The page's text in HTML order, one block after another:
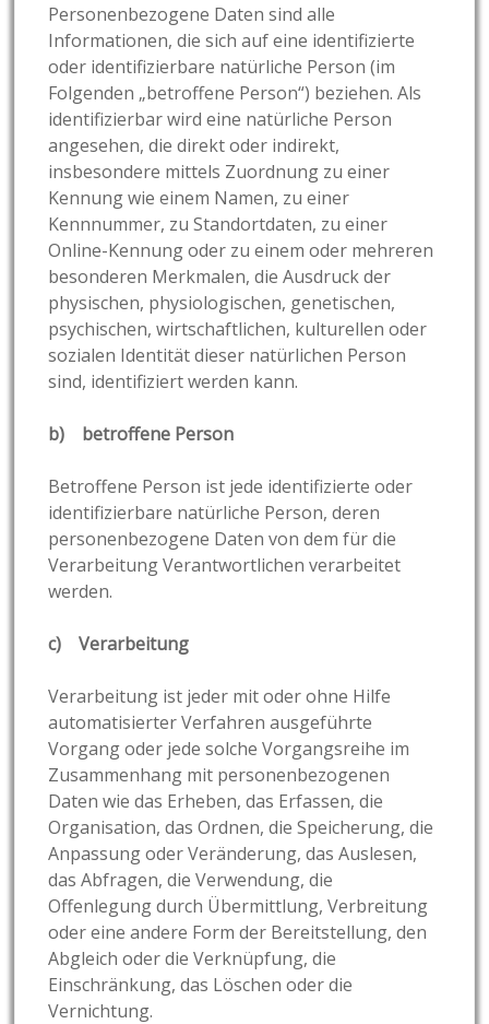
Personenbezogene Daten sind alle
Informationen, die sich auf eine identifizierte
oder identifizierbare natürliche Person (im
Folgenden „betroffene Person“) beziehen. Als
identifizierbar wird eine natürliche Person
angesehen, die direkt oder indirekt,
insbesondere mittels Zuordnung zu einer
Kennung wie einem Namen, zu einer
Kennnummer, zu Standortdaten, zu einer
Online-Kennung oder zu einem oder mehreren
besonderen Merkmalen, die Ausdruck der
physischen, physiologischen, genetischen,
psychischen, wirtschaftlichen, kulturellen oder
sozialen Identität dieser natürlichen Person
sind, identifiziert werden kann.
b) betroffene Person
Betroffene Person ist jede identifizierte oder
identifizierbare natürliche Person, deren
personenbezogene Daten von dem für die
Verarbeitung Verantwortlichen verarbeitet
werden.
c) Verarbeitung
Verarbeitung ist jeder mit oder ohne Hilfe
automatisierter Verfahren ausgeführte
Vorgang oder jede solche Vorgangsreihe im
Zusammenhang mit personenbezogenen
Daten wie das Erheben, das Erfassen, die
Organisation, das Ordnen, die Speicherung, die
Anpassung oder Veränderung, das Auslesen,
das Abfragen, die Verwendung, die
Offenlegung durch Übermittlung, Verbreitung
oder eine andere Form der Bereitstellung, den
Abgleich oder die Verknüpfung, die
Einschränkung, das Löschen oder die
Vernichtung.